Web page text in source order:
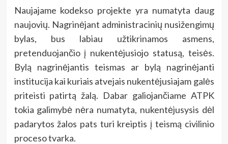
Naujajame kodekso projekte yra numatyta daug
naujovių. Nagrinėjant administracinių nusižengimų
bylas, bus labiau užtikrinamos asmens,
pretenduojančio į nukentėjusiojo statusą, teisės.
Bylą nagrinėjantis teismas ar bylą nagrinėjanti
institucija kai kuriais atvejais nukentėjusiajam galės
priteisti patirtą žalą. Dabar galiojančiame ATPK
tokia galimybė nėra numatyta, nukentėjusysis dėl
padarytos žalos pats turi kreiptis į teismą civilinio
proceso tvarka.